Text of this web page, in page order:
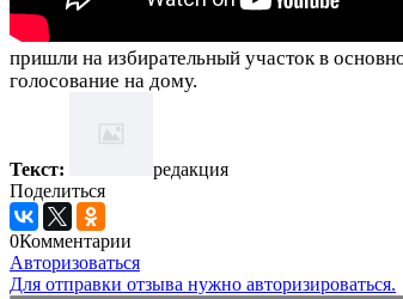
пришли на избирательный участок в
голосование на дому.
Текст:
редакция
Поделиться
0Комментарии
Авторизоваться
Для отправки отзыва нужно авторизироваться.